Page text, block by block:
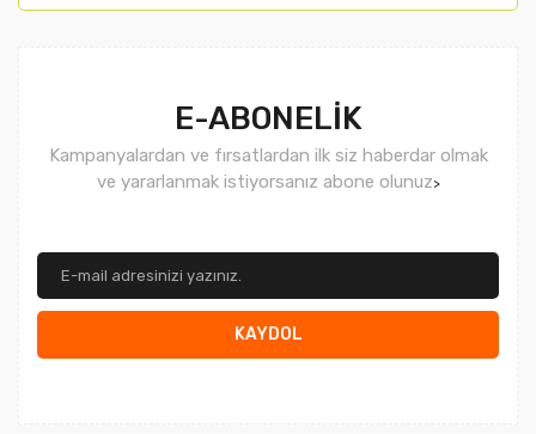
E-ABONELİK
Kampanyalardan ve fırsatlardan ilk siz haberdar olmak
ve yararlanmak istiyorsanız abone olunuz>
KAYDOL